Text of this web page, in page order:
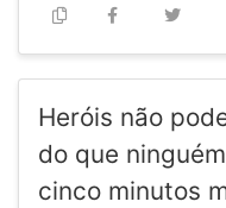
Heróis não
do que
cinco minutos